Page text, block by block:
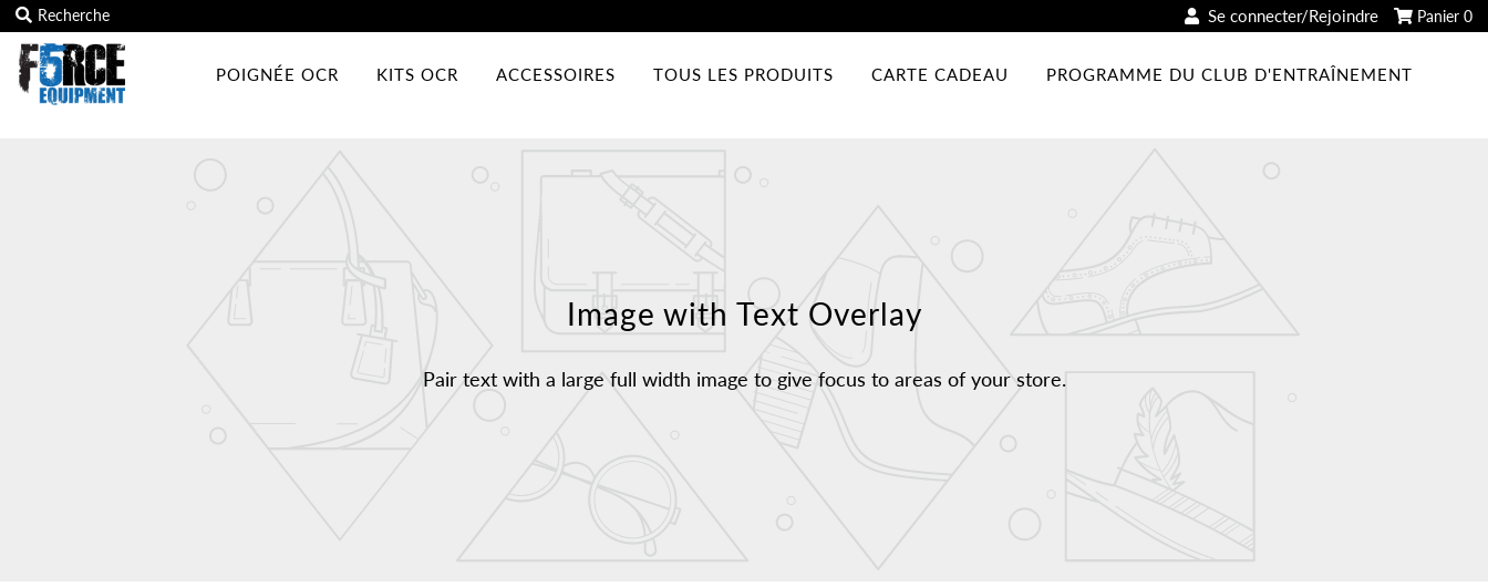
Poignée OCR
Se connecter/Rejoindre Panier 0
POIGNÉE OCR KITS OCR ACCESSOIRES TOUS LES PRODUITS CARTE CADEAU PROGRAMME DU CLUB D'ENTRAÎNEMENT
Image with Text Overlay
Pair text with a large full width image to give focus to areas of your store.